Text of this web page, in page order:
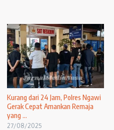
Kurang dari 24 Jam, Polres Ngawi
Gerak Cepat Amankan Remaja
yang ...
27/08/2025